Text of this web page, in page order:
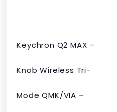
Keychron Q2 MAX –
Knob Wireless Tri-
Mode QMK/VIA –